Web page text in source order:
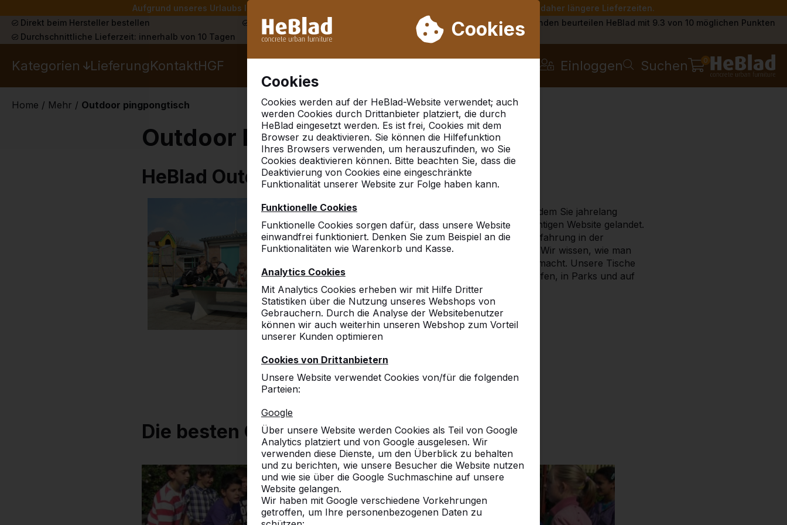
Aufgrund unseres Urlaubs liefern wir von Woche 31 bis Woche 33 nicht. Bitte berücksichtigen Sie daher längere Lieferzeiten.
Cookies
Cookies
Cookies werden auf der HeBlad-Website verwendet; auch
werden Cookies durch Drittanbieter platziert, die durch
HeBlad eingesetzt werden. Es ist frei, Cookies mit dem
Browser zu deaktivieren. Sie können die Hilfefunktion
Ihres Browsers verwenden, um herauszufinden, wo Sie
Cookies deaktivieren können. Bitte beachten Sie, dass die
Deaktivierung von Cookies eine eingeschränkte
Funktionalität unserer Website zur Folge haben kann.
Funktionelle Cookies
Funktionelle Cookies sorgen dafür, dass unsere Website
einwandfrei funktioniert. Denken Sie zum Beispiel an die
Funktionalitäten wie Warenkorb und Kasse.
Analytics Cookies
Mit Analytics Cookies erheben wir mit Hilfe Dritter
Statistiken über die Nutzung unseres Webshops von
Gebrauchern. Durch die Analyse der Websitebenutzer
können wir auch weiterhin unseren Webshop zum Vorteil
unserer Kunden optimieren
Cookies von Drittanbietern
Unsere Website verwendet Cookies von/für die folgenden
Parteien:
Google
Über unsere Website werden Cookies als Teil von Google
Analytics platziert und von Google ausgelesen. Wir
verwenden diese Dienste, um den Überblick zu behalten
und zu berichten, wie unsere Besucher die Website nutzen
und wie sie über die Google Suchmaschine auf unsere
Website gelangen.
Wir haben mit Google verschiedene Vorkehrungen
getroffen, um Ihre personenbezogenen Daten zu
Direkt beim Hersteller bestellen Schon mehr als 30.000 Produkten verkauft
Kunden beurteilen HeBlad mit 9.3 von 10 möglichen Punkten
Durchschnittliche Lieferzeit: innerhalb von 10 Tagen
Kategorien LieferungKontaktHGF Einloggen Suchen 0
Home / Mehr / Outdoor pingpongtisch
Outdoor Pingpongtisch
HeBlad Outdoor Pingpongtische
Für einen stilvollen Outdoor Pingpongtisch, an dem Sie jahrelang
Freude haben werden, sind Sie hier auf der richtigen Website gelandet.
HeBlad ist ein Betrieb, der schon viele Jahre Erfahrung in der
Anfertigung von Outdoor Pingpongtischen hat. Wir wissen, wie man
einen guten Pingpongtisch outdoor bespielbar macht. Unsere Tische
stehen dann auch nicht umsonst auf Pausenhöfen, in Parks und auf
Spielplätzen in weiten Teilen Europas.
Die besten Outdoor Pingpongtische